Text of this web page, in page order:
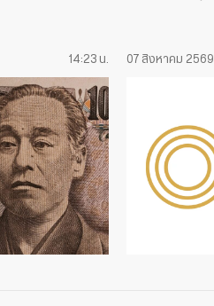
14:23 น. 07 สิงหาคม 2569